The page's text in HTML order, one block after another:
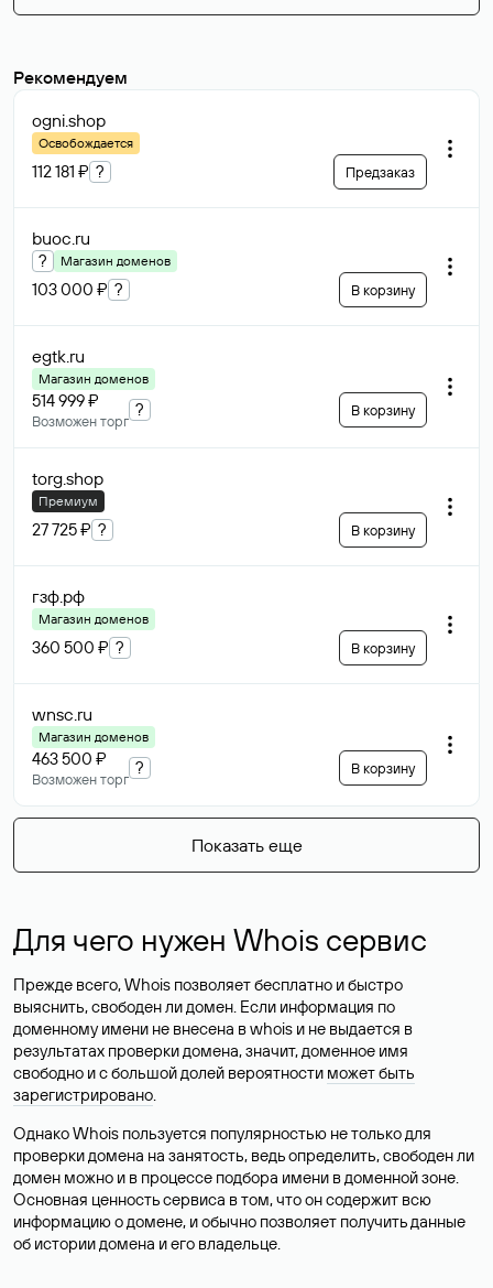
Рекомендуем
ogni.shop
Освобождается
112 181 ₽ ? Предзаказ
buoc.ru
? Магазин доменов
103 000 ₽ ? В корзину
egtk.ru
Магазин доменов
514 999 ₽
Возможен торг
? В корзину
torg.shop
Премиум
27 725 ₽ ? В корзину
гзф.рф
Магазин доменов
360 500 ₽ ? В корзину
wnsc.ru
Магазин доменов
463 500 ₽
Возможен торг
? В корзину
Показать еще
Для чего нужен Whois сервис
Прежде всего, Whois позволяет бесплатно и быстро
выяснить, свободен ли домен. Если информация по
доменному имени не внесена в whois и не выдается в
результатах проверки домена, значит, доменное имя
свободно и с большой долей вероятности может быть
зарегистрировано.
Однако Whois пользуется популярностью не только для
проверки домена на занятость, ведь определить, свободен ли
домен можно и в процессе подбора имени в доменной зоне.
Основная ценность сервиса в том, что он содержит всю
информацию о домене, и обычно позволяет получить данные
об истории домена и его владельце.